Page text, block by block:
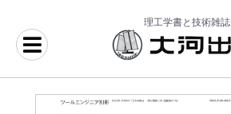
理工学書と技術雑誌